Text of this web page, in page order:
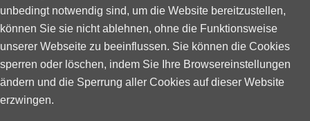
unbedingt notwendig sind, um die Website bereitzustellen,
können Sie sie nicht ablehnen, ohne die Funktionsweise
unserer Webseite zu beeinflussen. Sie können die Cookies
sperren oder löschen, indem Sie Ihre Browsereinstellungen
ändern und die Sperrung aller Cookies auf dieser Website
erzwingen.